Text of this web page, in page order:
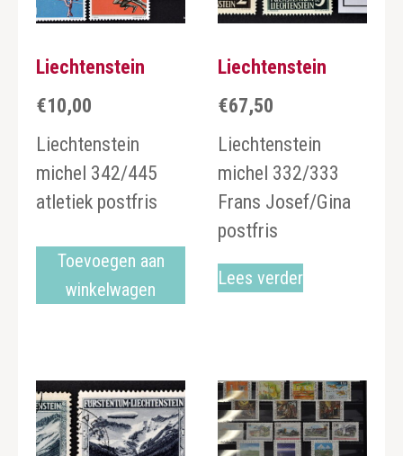
Liechtenstein
€10,00
Liechtenstein
michel 342/445
atletiek postfris
Toevoegen aan
winkelwagen
Liechtenstein
€67,50
Liechtenstein
michel 332/333
Frans Josef/Gina
postfris
Lees verder